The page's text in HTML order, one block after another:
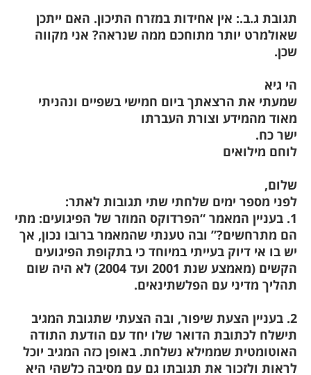
תגובת ג.ב.: אין אחידות במזרח התיכון. האם ייתכן
שאולמרט יותר מתוחכם ממה שנראה? אני מקווה
שכן.
הי גיא
שמעתי את הרצאתך ביום חמישי בשפיים ונהניתי
מאוד מהמידע וצורת העברתו
ישר כח.
לוחם מילואים
שלום,
לפני מספר ימים שלחתי שתי תגובות לאתר:
1. בעניין המאמר “הפרדוקס המוזר של הפיגועים: מתי
הם מתרחשים?” ובה טענתי שהמאמר ברובו נכון, אך
יש בו אי דיוק בעייתי במיוחד כי בתקופת הפיגועים
הקשים (מאמצע שנת 2001 ועד 2004) לא היה שום
תהליך מדיני עם הפלשתינאים.
2. בעניין הצעת שיפור, ובה הצעתי שתגובת המגיב
תישלח לכתובת הדואר שלו יחד עם הודעת התודה
האוטומטית שממילא נשלחת. באופן כזה המגיב יוכל
לראות ולזכור את תגובתו גם עם מסיבה כלשהי היא